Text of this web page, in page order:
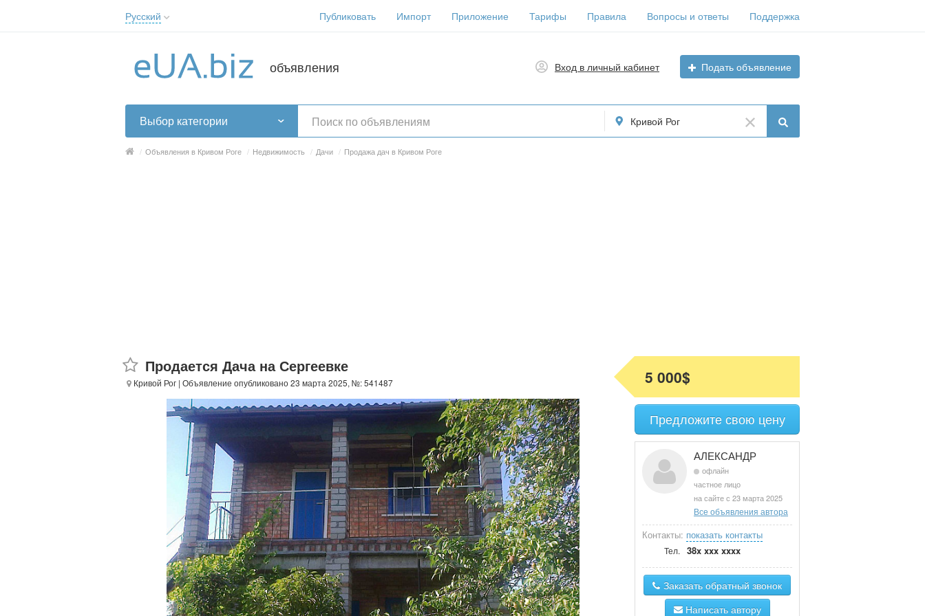
Русский
Українська
Публиковать Импорт Приложение Тарифы Правила Вопросы и ответы Поддержка
объявления Вход в личный кабинет Подать объявление
Выбор категории Кривой Рог
/ Объявления в Кривом Роге / Недвижимость / Дачи / Продажа дач в Кривом Роге
Продается Дача на Сергеевке
Кривой Рог | Объявление опубликовано 23 марта 2025, №: 541487 5 000$
Предложите свою цену
АЛЕКСАНДР
офлайн
частное лицо
на сайте с 23 марта 2025
Все объявления автора
Контакты: показать контакты
Тел. 38x xxx xxxx
Заказать обратный звонок
Написать автору